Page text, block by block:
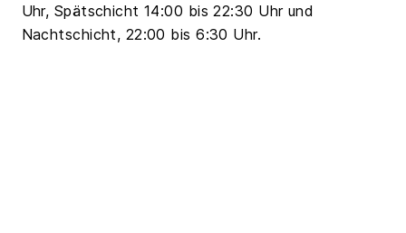
Uhr, Spätschicht 14:00 bis 22:30 Uhr und
Nachtschicht, 22:00 bis 6:30 Uhr.